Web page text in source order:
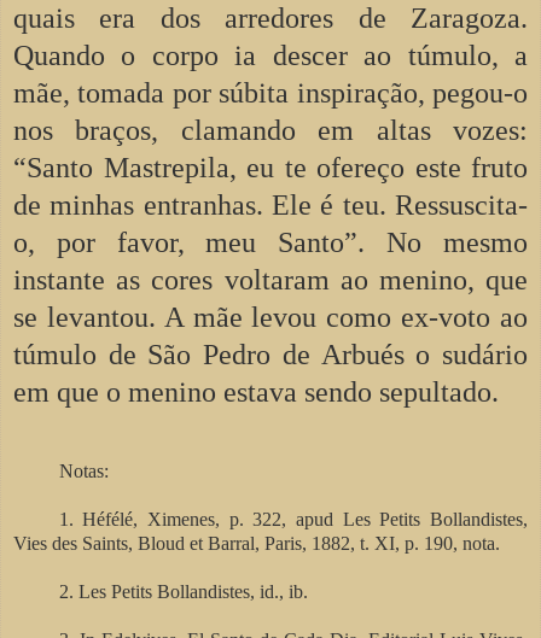
quais era dos arredores de Zaragoza.
Quando o corpo ia descer ao túmulo, a
mãe, tomada por súbita inspiração, pegou-o
nos braços, clamando em altas vozes:
“Santo Mastrepila, eu te ofereço este fruto
de minhas entranhas. Ele é teu. Ressuscita-
o, por favor, meu Santo”. No mesmo
instante as cores voltaram ao menino, que
se levantou. A mãe levou como ex-voto ao
túmulo de São Pedro de Arbués o sudário
em que o menino estava sendo sepultado.
Notas:
1. Héfélé, Ximenes, p. 322, apud Les Petits Bollandistes,
Vies des Saints, Bloud et Barral, Paris, 1882, t. XI, p. 190, nota.
2. Les Petits Bollandistes, id., ib.